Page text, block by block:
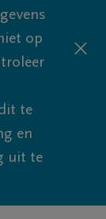
op
te
en
uit te